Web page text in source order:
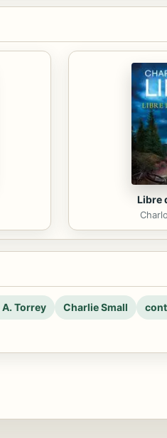
Libre
A. Torrey Charlie Small